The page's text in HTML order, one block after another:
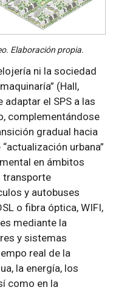
Elaboración propia.
ni la sociedad
(Hall,
el SPS a las
complementándose
gradual hacia
urbana”
en ámbitos
transporte
y autobuses
o fibra óptica, WIFI,
mediante la
y sistemas
real de la
la energía, los
como en la